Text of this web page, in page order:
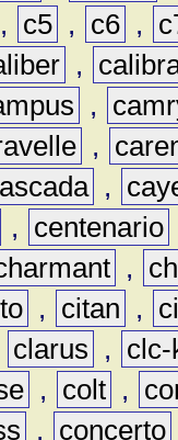
, c5 , c6 ,
,
,
,
,
, centenario
,
, citan ,
clarus ,
clc-
, colt ,
, concerto